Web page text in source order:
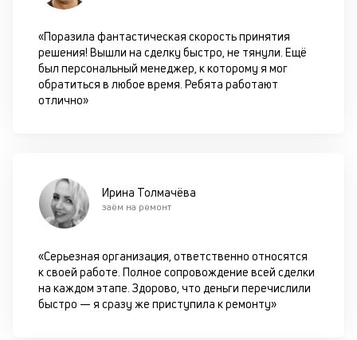
«Поразила фантастическая скорость принятия
решения! Вышли на сделку быстро, не тянули. Ещё
был персональный менеджер, к которому я мог
обратиться в любое время. Ребята работают
отлично»
Ирина Толмачёва
заём на ремонт
«Серьезная организация, ответственно относятся
к своей работе. Полное сопровождение всей сделки
на каждом этапе. Здорово, что деньги перечислили
быстро — я сразу же приступила к ремонту»